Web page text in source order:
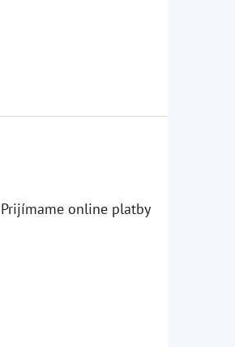
Prijímame online platby